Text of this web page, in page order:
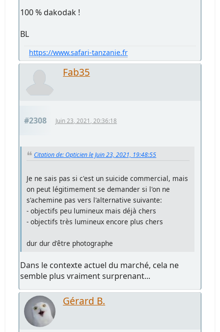
100 % dakodak !
BL
https://www.safari-tanzanie.fr
Fab35
#2308 Juin 23, 2021, 20:36:18
Citation de: Opticien le Juin 23, 2021, 19:48:55
Je ne sais pas si c'est un suicide commercial, mais
on peut légitimement se demander si l'on ne
s'achemine pas vers l'alternative suivante:
- objectifs peu lumineux mais déjà chers
- objectifs très lumineux encore plus chers
dur dur d'être photographe
Dans le contexte actuel du marché, cela ne
semble plus vraiment surprenant...
Gérard B.